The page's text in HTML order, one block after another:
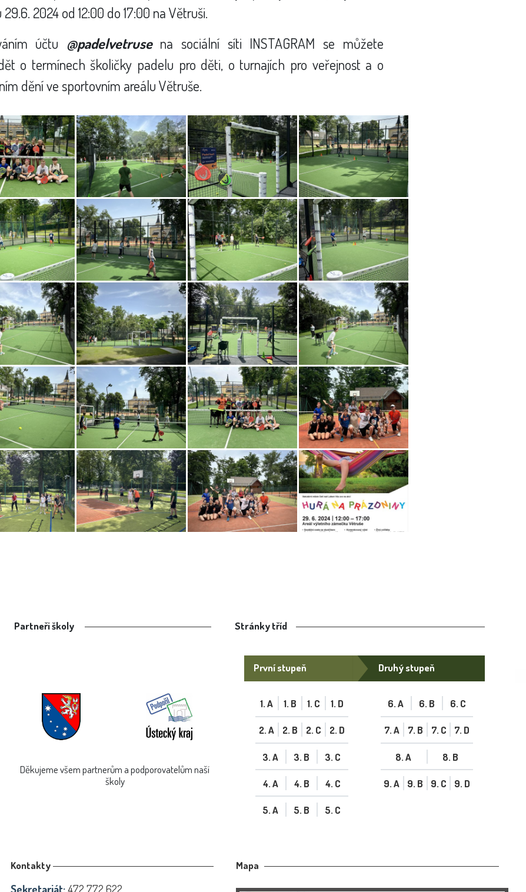
2024 od 12:00 do 17:00 na Větruši.
účtu @padelvetrusena sociální síti INSTAGRAM se můžete
o termínech školičky padelu pro děti, o turnajích pro veřejnost a o
dění ve sportovním areálu Větruše.
Partneři školy
Děkujeme všem partnerům a podporovatelům naší
školy
Stránky tříd
První stupeň
1. A 1. B 1. C 1. D
2. A 2. B 2. C 2. D
3. A 3. B 3. C
4. A 4. B 4. C
5. A 5. B 5. C
Druhý stupeň
6. A 6. B 6. C
7. A 7. B 7. C 7. D
8. A 8. B
9. A 9. B 9. C 9. D
Kontakty
Sekretariát:472 772 622
Mapa